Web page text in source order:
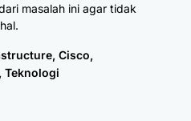
masalah ini agar tidak
, Cisco,
, Teknologi